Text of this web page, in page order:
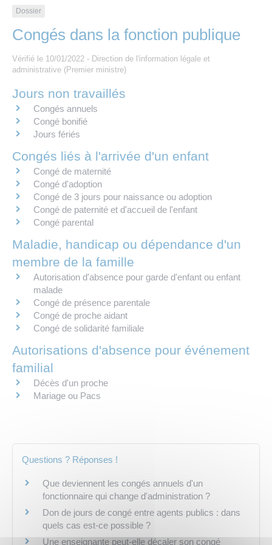
Eau et assainissement
Travaux
Numérique
Annuaire de contacts
communes
Dossier
Congés dans la fonction publique
Vérifié le 10/01/2022 - Direction de l'information légale et
administrative (Premier ministre)
Jours non travaillés
Congés annuels
Congé bonifié
Jours fériés
Congés liés à l'arrivée d'un enfant
Congé de maternité
Congé d'adoption
Congé de 3 jours pour naissance ou adoption
Congé de paternité et d'accueil de l'enfant
Congé parental
Maladie, handicap ou dépendance d'un
membre de la famille
Autorisation d'absence pour garde d'enfant ou enfant
malade
Congé de présence parentale
Congé de proche aidant
Congé de solidarité familiale
Autorisations d'absence pour événement
familial
Décès d'un proche
Mariage ou Pacs
Questions ? Réponses !
Que deviennent les congés annuels d'un
fonctionnaire qui change d'administration ?
Don de jours de congé entre agents publics : dans
quels cas est-ce possible ?
Une enseignante peut-elle décaler son congé